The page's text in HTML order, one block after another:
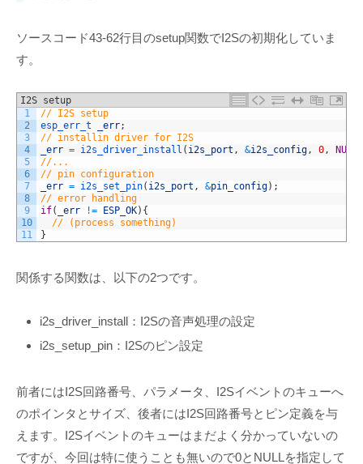
ソースコード43-62行目のsetup関数でI2Sの初期化していま
す。
I2S setup
1
2
3
4
5
6
7
8
9
10
11
// I2S setup
esp_err_t
_err;
// installin driver for I2S
_err = i2s_driver_install ( i2s_port , &i2s_config, 0, NULL
//...
// pin configuration
_err = i2s_set_pin( i2s_port , &pin_config) ;
// error handling
if( _err != ESP_OK) {
// (process something)
}
関係する関数は、以下の2つです。
i2s_driver_install：I2Sの音声処理の設定
i2s_setup_pin：I2Sのピン設定
前者にはI2S回路番号、パラメータ、I2Sイベントのキューへ
のポインタとサイズ、後者にはI2S回路番号とピン定義を与
えます。I2Sイベントのキューはまだよく分かっていないの
ですが、今回は特に使うことも無いので0とNULLを指定して